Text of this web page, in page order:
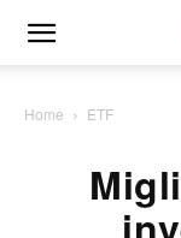
Home ETF